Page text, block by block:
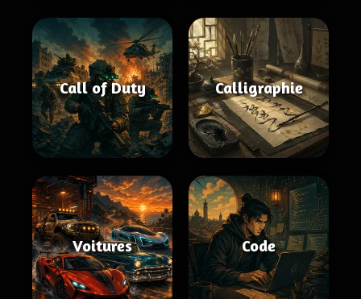
Call of Duty Calligraphie
Voitures Code